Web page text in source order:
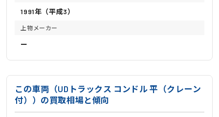
1991年（平成3）
上物メーカー
ー
この車両（UDトラックス コンドル 平（クレーン
付））の買取相場と傾向